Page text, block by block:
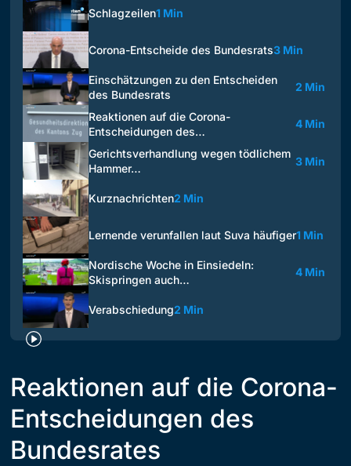
Schlagzeilen1 Min
Corona-Entscheide des Bundesrats3 Min
Einschätzungen zu den Entscheiden
des Bundesrats
2 Min
Reaktionen auf die Corona-
Entscheidungen des…
4 Min
Gerichtsverhandlung wegen tödlichem
Hammer…
3 Min
Kurznachrichten2 Min
Lernende verunfallen laut Suva häufiger1 Min
Nordische Woche in Einsiedeln:
Skispringen auch…
4 Min
Verabschiedung2 Min
Reaktionen auf die Corona-
Entscheidungen des
Bundesrates